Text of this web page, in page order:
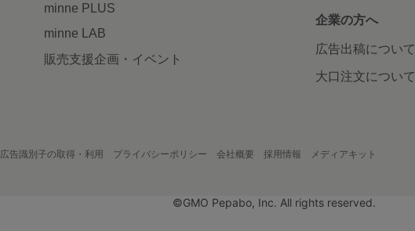
minne PLUS
minne LAB
販売支援企画・イベント
企業の方へ
広告出稿について
大口注文について
広告識別子の取得・利用 プライバシーポリシー 会社概要 採用情報 メディアキット
©GMO Pepabo, Inc. All rights reserved.